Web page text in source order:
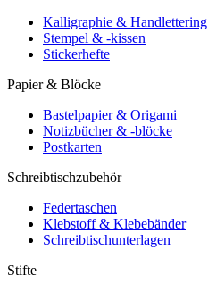
Kalligraphie & Handlettering
Stempel & -kissen
Stickerhefte
Papier & Blöcke
Bastelpapier & Origami
Notizbücher & -blöcke
Postkarten
Schreibtischzubehör
Federtaschen
Klebstoff & Klebebänder
Schreibtischunterlagen
Stifte